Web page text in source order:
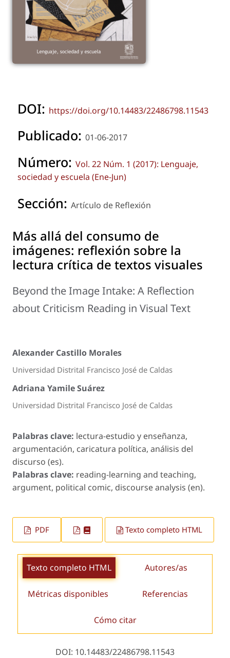
DOI: https://doi.org/10.14483/22486798.11543
Publicado: 01-06-2017
Número: Vol. 22 Núm. 1 (2017): Lenguaje,
sociedad y escuela (Ene-Jun)
Sección: Artículo de Reflexión
Más allá del consumo de
imágenes: reflexión sobre la
lectura crítica de textos visuales
Beyond the Image Intake: A Reflection
about Criticism Reading in Visual Text
Alexander Castillo Morales
Universidad Distrital Francisco José de Caldas
Adriana Yamile Suárez
Universidad Distrital Francisco José de Caldas
Palabras clave: lectura-estudio y enseñanza,
argumentación, caricatura política, análisis del
discurso (es).
Palabras clave: reading-learning and teaching,
argument, political comic, discourse analysis (en).
PDF Texto completo HTML
Texto completo HTML Autores/as
Métricas disponibles Referencias
Cómo citar
DOI: 10.14483/22486798.11543